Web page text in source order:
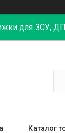
для ЗСУ,
Каталог